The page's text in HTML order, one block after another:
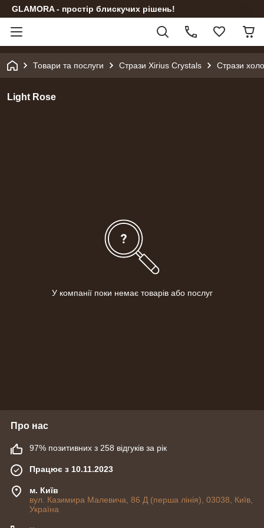
GLAMORA - простір блискучих рішень!
Товари та послуги Стрази Xirius Crystals Стрази
Light Rose
У компанії поки немає товарів або послуг
Про нас
97% позитивних з 258 відгуків за рік
Працює з 10.11.2023
м. Київ
вул. Казимира Малевича, 86 Д (перша лінія), 03038, Київ,
Україна